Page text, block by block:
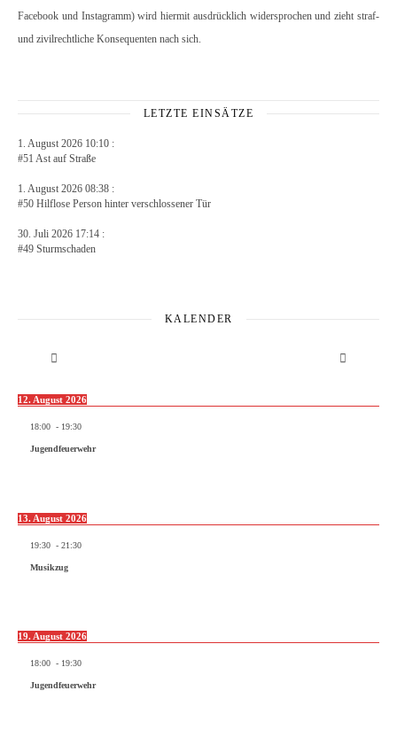
Facebook und Instagramm) wird hiermit ausdrücklich widersprochen und zieht straf-
und zivilrechtliche Konsequenten nach sich.
LETZTE EINSÄTZE
1. August 2026 10:10 :
#51 Ast auf Straße
1. August 2026 08:38 :
#50 Hilflose Person hinter verschlossener Tür
30. Juli 2026 17:14 :
#49 Sturmschaden
KALENDER
12. August 2026
18:00 - 19:30
Jugendfeuerwehr
13. August 2026
19:30 - 21:30
Musikzug
19. August 2026
18:00 - 19:30
Jugendfeuerwehr